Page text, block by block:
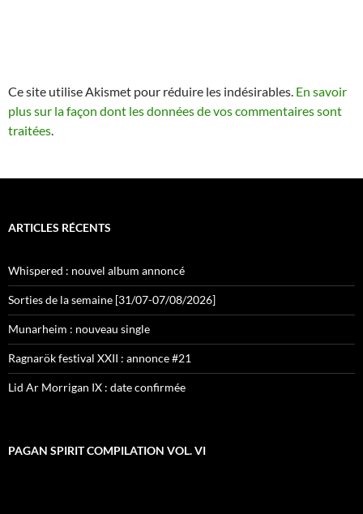
Ce site utilise Akismet pour réduire les indésirables. En savoir
plus sur la façon dont les données de vos commentaires sont
traitées.
ARTICLES RÉCENTS
Whispered : nouvel album annoncé
Sorties de la semaine [31/07-07/08/2026]
Munarheim : nouveau single
Ragnarök festival XXII : annonce #21
Lid Ar Morrigan IX : date confirmée
PAGAN SPIRIT COMPILATION VOL. VI